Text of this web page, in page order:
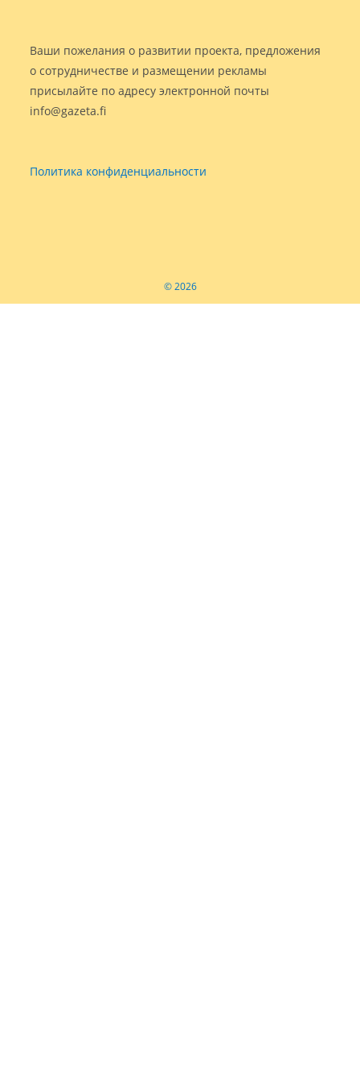
Ваши пожелания о развитии проекта, предложения
о сотрудничестве и размещении рекламы
присылайте по адресу электронной почты
info@gazeta.fi
Политика конфиденциальности
© 2026